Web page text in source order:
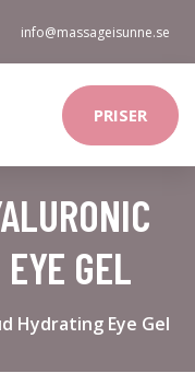
info@massageisunne.se
PRISER
GEL
Hydrating Eye Gel